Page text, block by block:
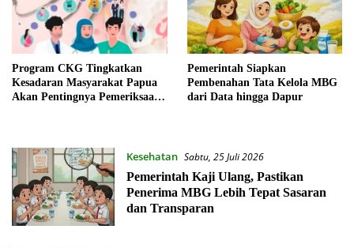
Program CKG Tingkatkan
Kesadaran Masyarakat Papua
Akan Pentingnya Pemeriksaan
Pemerintah Siapkan
Pembenahan Tata Kelola MBG
dari Data hingga Dapur
Kesehatan Sabtu, 25 Juli 2026
Pemerintah Kaji Ulang, Pastikan
Penerima MBG Lebih Tepat Sasaran
dan Transparan